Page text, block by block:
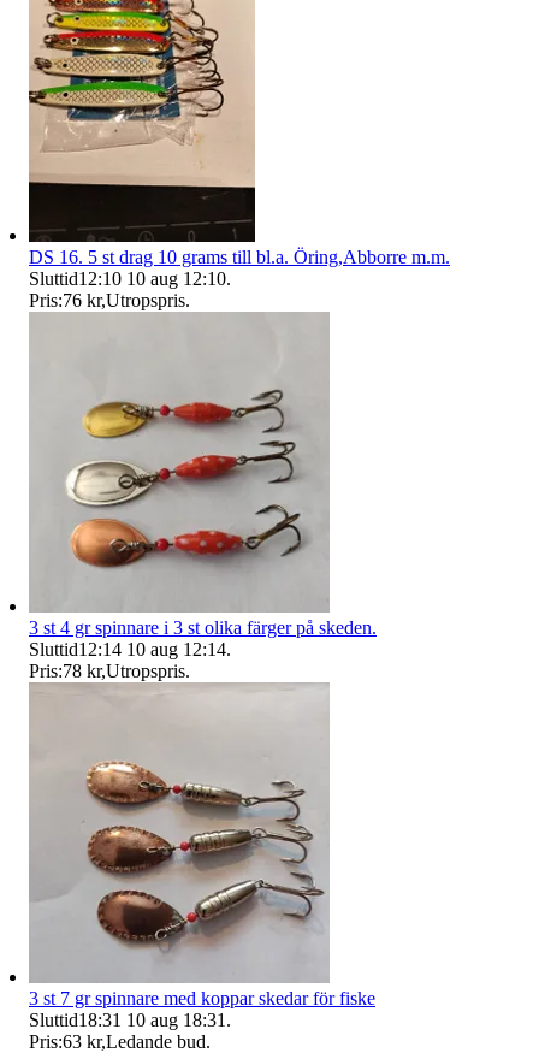
DS 16. 5 st drag 10 grams till bl.a. Öring,Abborre m.m.
Sluttid12:10 10 aug 12:10.
Pris:76 kr,Utropspris.
3 st 4 gr spinnare i 3 st olika färger på skeden.
Sluttid12:14 10 aug 12:14.
Pris:78 kr,Utropspris.
3 st 7 gr spinnare med koppar skedar för fiske
Sluttid18:31 10 aug 18:31 .
Pris:63 kr,Ledande bud.